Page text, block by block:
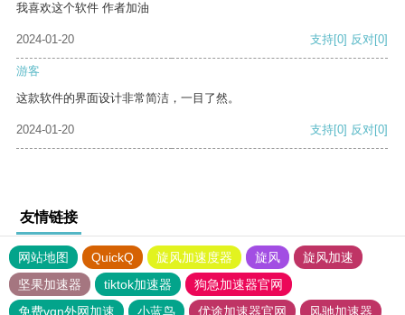
我喜欢这个软件 作者加油
2024-01-20 支持[0] 反对[0]
游客
这款软件的界面设计非常简洁，一目了然。
2024-01-20 支持[0] 反对[0]
友情链接
网站地图 QuickQ 旋风加速度器 旋风
旋风加速
坚果加速器
tiktok加速器
狗急加速器官网
免费vqn外网加速
小蓝鸟 优途加速器官网 风驰加速器